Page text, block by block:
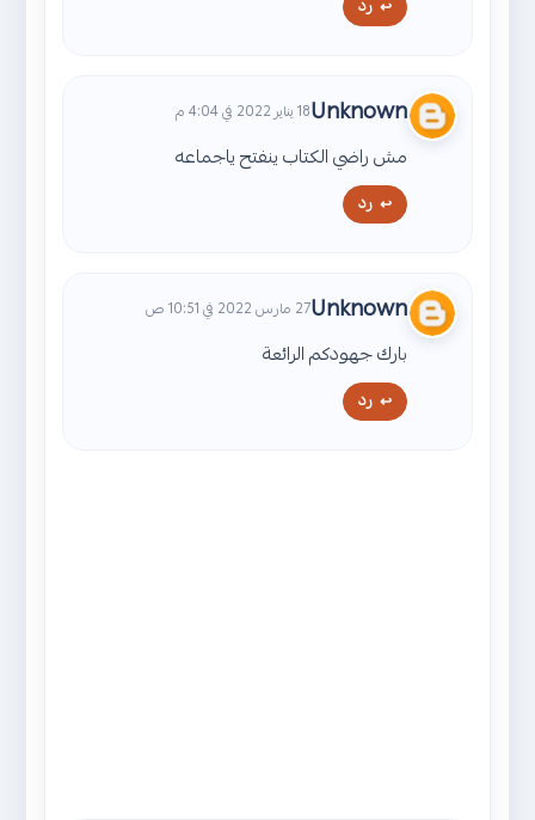
رد
Unknown18 يناير 2022 في 4:04 م
مش راضي الكتاب ينفتح ياجماعه
رد
Unknown27 مارس 2022 في 10:51 ص
بارك جهودكم الرائعة
رد